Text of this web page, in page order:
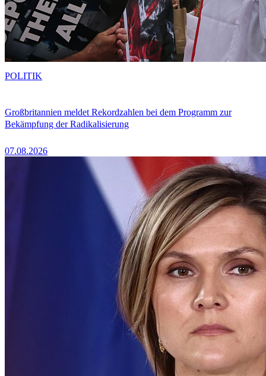
Großbritannien meldet Rekordzahlen bei dem Programm zur
Bekämpfung der Radikalisierung
07.08.2026
POLITIK